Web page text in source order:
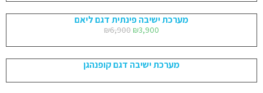
מערכת ישיבה פינתית דגם ליאם
₪6,900 ₪3,900
מערכת ישיבה דגם קופנהגן